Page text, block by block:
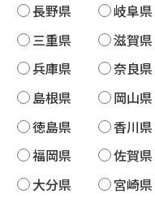
長野県
岐阜県
三重県
滋賀県
兵庫県
奈良県
島根県
岡山県
徳島県
香川県
福岡県
佐賀県
大分県
宮崎県